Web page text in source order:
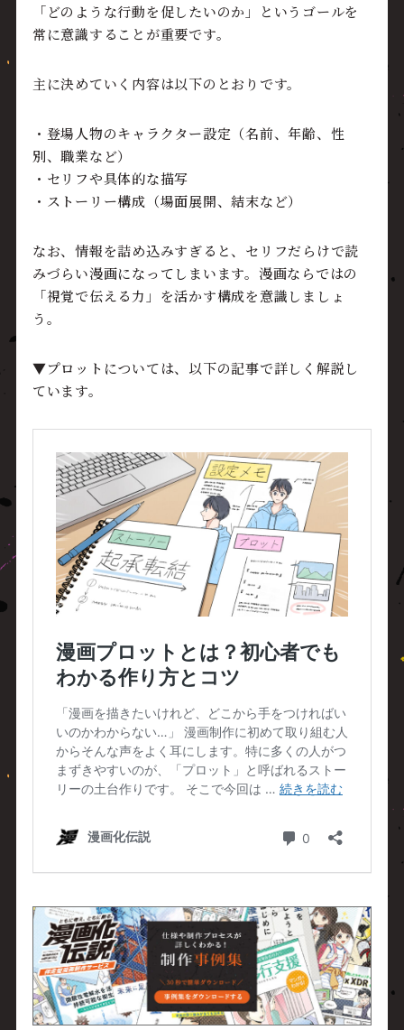
「どのような行動を促したいのか」というゴールを
常に意識することが重要です。
主に決めていく内容は以下のとおりです。
・登場人物のキャラクター設定（名前、年齢、性
別、職業など）
・セリフや具体的な描写
・ストーリー構成（場面展開、結末など）
なお、情報を詰め込みすぎると、セリフだらけで読
みづらい漫画になってしまいます。漫画ならではの
「視覚で伝える力」を活かす構成を意識しましょ
う。
▼プロットについては、以下の記事で詳しく解説し
ています。